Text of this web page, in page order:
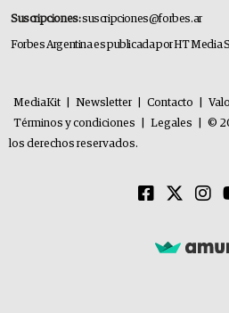
Suscripciones:suscripciones@forbes.ar
Forbes Argentina es publicada por HT Media
MediaKit Newsletter Contacto
Términos y condiciones
Legales
©
los derechos reservados.